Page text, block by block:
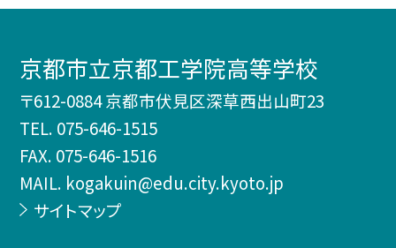
京都市立京都工学院高等学校
〒612-0884 京都市伏見区深草西出山町23
TEL. 075-646-1515
FAX. 075-646-1516
MAIL. kogakuin@edu.city.kyoto.jp
サイトマップ